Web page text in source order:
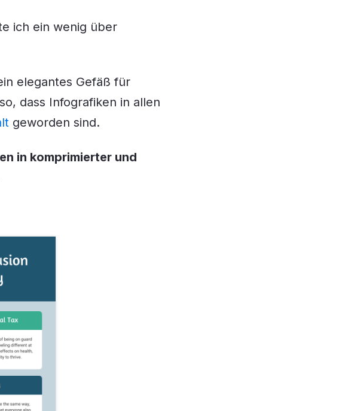
ich ein wenig über
elegantes Gefäß für
dass Infografiken in allen
geworden sind.
in komprimierter und